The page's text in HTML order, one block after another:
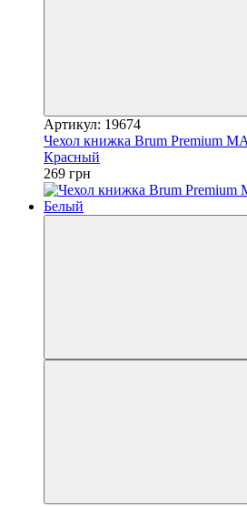
Артикул: 19674
Чехол книжка Brum Premium
Красный
269 грн